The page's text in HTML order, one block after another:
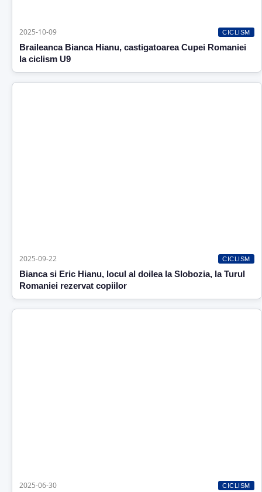
2025-10-09 CICLISM
Braileanca Bianca Hianu, castigatoarea Cupei Romaniei
la ciclism U9
2025-09-22 CICLISM
Bianca si Eric Hianu, locul al doilea la Slobozia, la Turul
Romaniei rezervat copiilor
2025-06-30 CICLISM